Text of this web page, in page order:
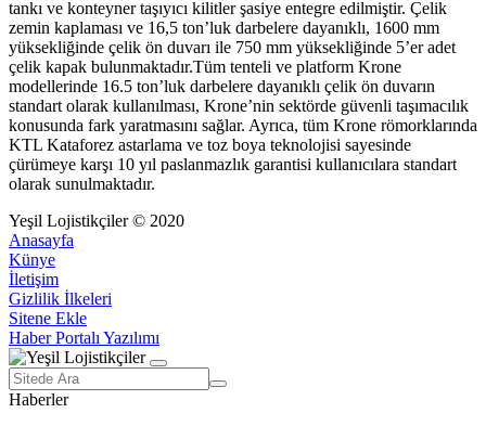
tankı ve konteyner taşıyıcı kilitler şasiye entegre edilmiştir. Çelik
zemin kaplaması ve 16,5 ton’luk darbelere dayanıklı, 1600 mm
yüksekliğinde çelik ön duvarı ile 750 mm yüksekliğinde 5’er adet
çelik kapak bulunmaktadır.Tüm tenteli ve platform Krone
modellerinde 16.5 ton’luk darbelere dayanıklı çelik ön duvarın
standart olarak kullanılması, Krone’nin sektörde güvenli taşımacılık
konusunda fark yaratmasını sağlar. Ayrıca, tüm Krone römorklarında
KTL Kataforez astarlama ve toz boya teknolojisi sayesinde
çürümeye karşı 10 yıl paslanmazlık garantisi kullanıcılara standart
olarak sunulmaktadır.
Yeşil Lojistikçiler © 2020
Anasayfa
Künye
İletişim
Gizlilik İlkeleri
Sitene Ekle
Haber Portalı Yazılımı
Haberler